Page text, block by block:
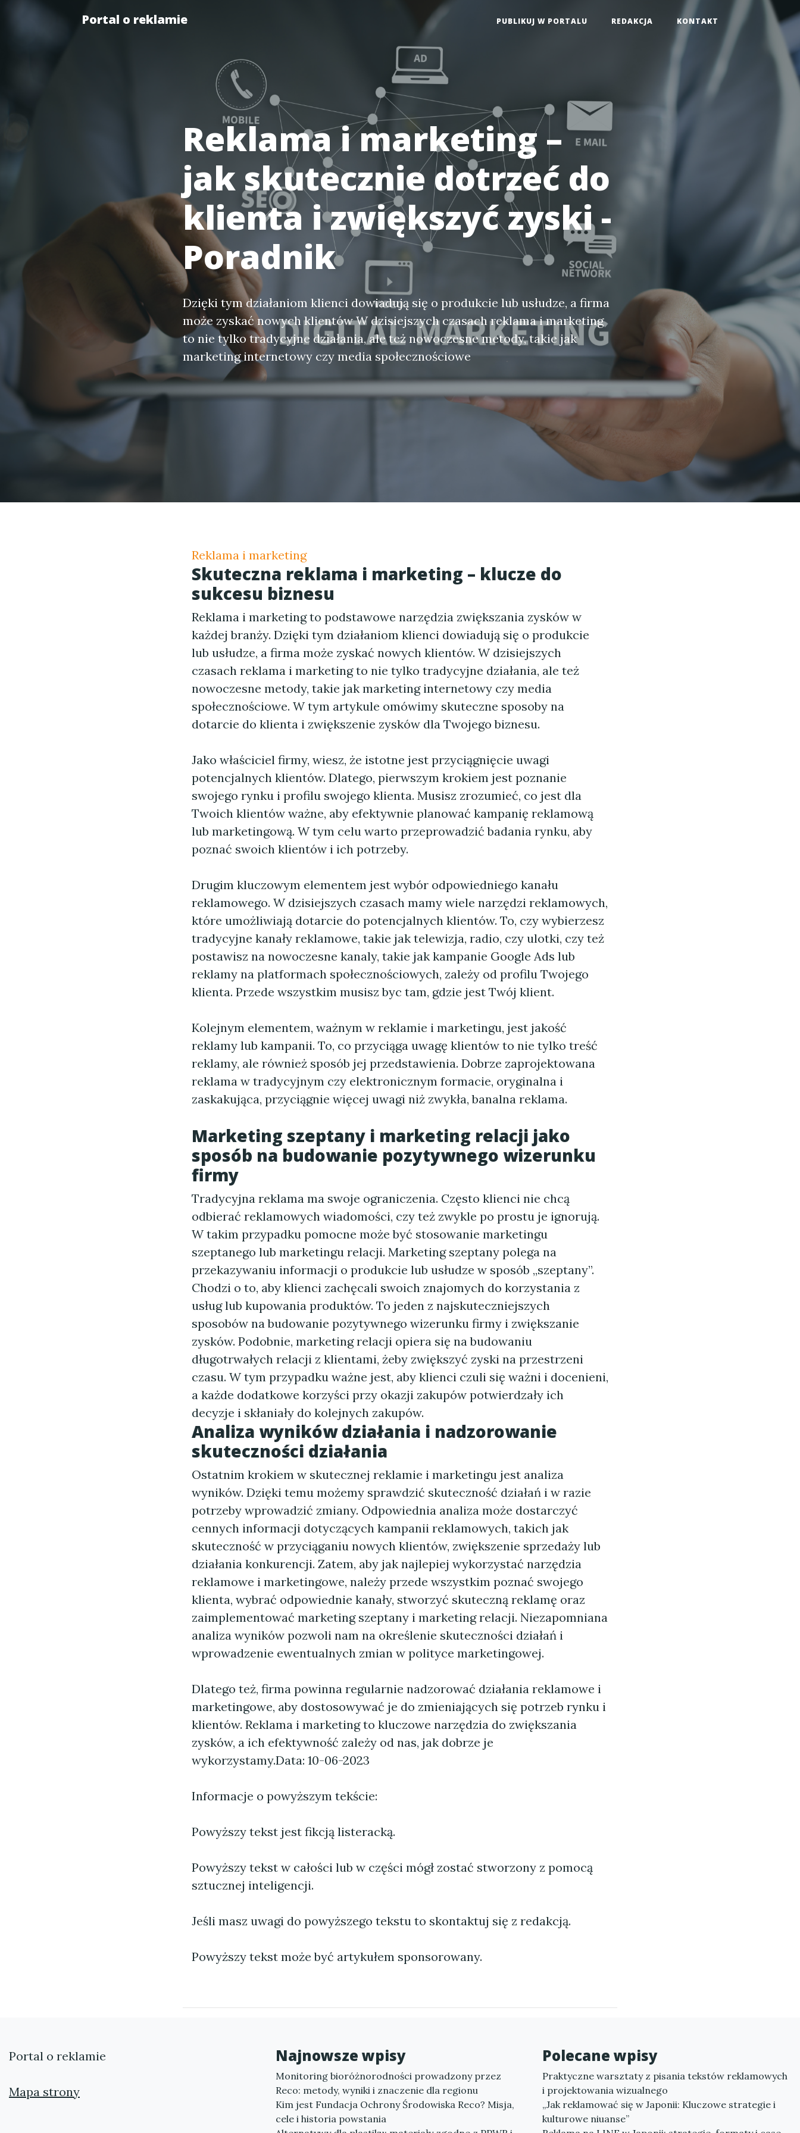
Portal o reklamie PUBLIKUJ W PORTALU REDAKCJA KONTAKT
Reklama i marketing –
jak skutecznie dotrzeć do
klienta i zwiększyć zyski -
Poradnik
Dzięki tym działaniom klienci dowiadują się o produkcie lub usłudze, a firma
może zyskać nowych klientów W dzisiejszych czasach reklama i marketing
to nie tylko tradycyjne działania, ale też nowoczesne metody, takie jak
marketing internetowy czy media społecznościowe
Reklama i marketing
Skuteczna reklama i marketing – klucze do
sukcesu biznesu
Reklama i marketing to podstawowe narzędzia zwiększania zysków w
każdej branży. Dzięki tym działaniom klienci dowiadują się o produkcie
lub usłudze, a firma może zyskać nowych klientów. W dzisiejszych
czasach reklama i marketing to nie tylko tradycyjne działania, ale też
nowoczesne metody, takie jak marketing internetowy czy media
społecznościowe. W tym artykule omówimy skuteczne sposoby na
dotarcie do klienta i zwiększenie zysków dla Twojego biznesu.
Jako właściciel firmy, wiesz, że istotne jest przyciągnięcie uwagi
potencjalnych klientów. Dlatego, pierwszym krokiem jest poznanie
swojego rynku i profilu swojego klienta. Musisz zrozumieć, co jest dla
Twoich klientów ważne, aby efektywnie planować kampanię reklamową
lub marketingową. W tym celu warto przeprowadzić badania rynku, aby
poznać swoich klientów i ich potrzeby.
Drugim kluczowym elementem jest wybór odpowiedniego kanału
reklamowego. W dzisiejszych czasach mamy wiele narzędzi reklamowych,
które umożliwiają dotarcie do potencjalnych klientów. To, czy wybierzesz
tradycyjne kanały reklamowe, takie jak telewizja, radio, czy ulotki, czy też
postawisz na nowoczesne kanaly, takie jak kampanie Google Ads lub
reklamy na platformach społecznościowych, zależy od profilu Twojego
klienta. Przede wszystkim musisz byc tam, gdzie jest Twój klient.
Kolejnym elementem, ważnym w reklamie i marketingu, jest jakość
reklamy lub kampanii. To, co przyciąga uwagę klientów to nie tylko treść
reklamy, ale również sposób jej przedstawienia. Dobrze zaprojektowana
reklama w tradycyjnym czy elektronicznym formacie, oryginalna i
zaskakująca, przyciągnie więcej uwagi niż zwykła, banalna reklama.
Marketing szeptany i marketing relacji jako
sposób na budowanie pozytywnego wizerunku
firmy
Tradycyjna reklama ma swoje ograniczenia. Często klienci nie chcą
odbierać reklamowych wiadomości, czy też zwykle po prostu je ignorują.
W takim przypadku pomocne może być stosowanie marketingu
szeptanego lub marketingu relacji. Marketing szeptany polega na
przekazywaniu informacji o produkcie lub usłudze w sposób „szeptany”.
Chodzi o to, aby klienci zachęcali swoich znajomych do korzystania z
usług lub kupowania produktów. To jeden z najskuteczniejszych
sposobów na budowanie pozytywnego wizerunku firmy i zwiększanie
zysków. Podobnie, marketing relacji opiera się na budowaniu
długotrwałych relacji z klientami, żeby zwiększyć zyski na przestrzeni
czasu. W tym przypadku ważne jest, aby klienci czuli się ważni i docenieni,
a każde dodatkowe korzyści przy okazji zakupów potwierdzały ich
decyzje i skłaniały do kolejnych zakupów.
Analiza wyników działania i nadzorowanie
skuteczności działania
Ostatnim krokiem w skutecznej reklamie i marketingu jest analiza
wyników. Dzięki temu możemy sprawdzić skuteczność działań i w razie
potrzeby wprowadzić zmiany. Odpowiednia analiza może dostarczyć
cennych informacji dotyczących kampanii reklamowych, takich jak
skuteczność w przyciąganiu nowych klientów, zwiększenie sprzedaży lub
działania konkurencji. Zatem, aby jak najlepiej wykorzystać narzędzia
reklamowe i marketingowe, należy przede wszystkim poznać swojego
klienta, wybrać odpowiednie kanały, stworzyć skuteczną reklamę oraz
zaimplementować marketing szeptany i marketing relacji. Niezapomniana
analiza wyników pozwoli nam na określenie skuteczności działań i
wprowadzenie ewentualnych zmian w polityce marketingowej.
Dlatego też, firma powinna regularnie nadzorować działania reklamowe i
marketingowe, aby dostosowywać je do zmieniających się potrzeb rynku i
klientów. Reklama i marketing to kluczowe narzędzia do zwiększania
zysków, a ich efektywność zależy od nas, jak dobrze je
wykorzystamy.Data: 10-06-2023
Informacje o powyższym tekście:
Powyższy tekst jest fikcją listeracką.
Powyższy tekst w całości lub w części mógł zostać stworzony z pomocą
sztucznej inteligencji.
Jeśli masz uwagi do powyższego tekstu to skontaktuj się z redakcją.
Powyższy tekst może być artykułem sponsorowany.
Portal o reklamie
Mapa strony
Najnowsze wpisy
Monitoring bioróżnorodności prowadzony przez
Reco: metody, wyniki i znaczenie dla regionu
Kim jest Fundacja Ochrony Środowiska Reco? Misja,
cele i historia powstania
Polecane wpisy
Praktyczne warsztaty z pisania tekstów reklamowych
i projektowania wizualnego
„Jak reklamować się w Japonii: Kluczowe strategie i
kulturowe niuanse”